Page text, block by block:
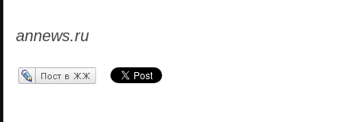
annews.ru
Перепост в ЖЖ